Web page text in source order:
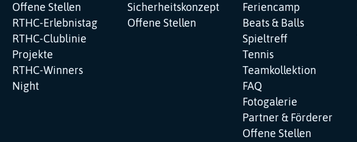
Offene Stellen
RTHC-Erlebnistag
RTHC-Clublinie
Projekte
RTHC-Winners
Night
Sicherheitskonzept
Offene Stellen
Feriencamp
Beats & Balls
Spieltreff
Tennis
Teamkollektion
FAQ
Fotogalerie
Partner & Förderer
Offene Stellen